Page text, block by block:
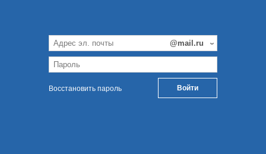
Восстановить пароль